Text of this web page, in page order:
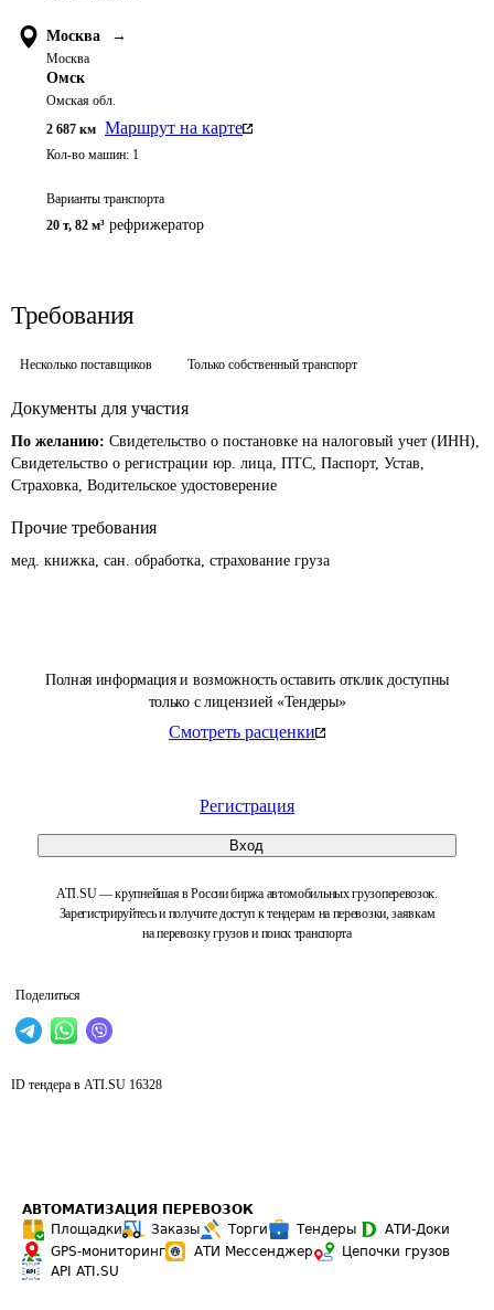
Полная информация и возможность оставить отклик доступны
только с лицензией «Тендеры»
Смотреть расценки
Регистрация
Вход
ATI.SU — крупнейшая в России биржа автомобильных грузоперевозок.
Зарегистрируйтесь и получите доступ к тендерам на перевозки, заявкам
на перевозку грузов и поиск транспорта
Поделиться
Москва →
Москва
Омск
Омская обл.
2 687 км Маршрут на карте
Кол-во машин: 1
Варианты транспорта
20 т, 82 м³ рефрижератор
Требования
Несколько поставщиков Только собственный транспорт
Документы для участия
По желанию: Свидетельство о постановке на налоговый учет (ИНН),
Свидетельство о регистрации юр. лица, ПТС, Паспорт, Устав,
Страховка, Водительское удостоверение
Прочие требования
мед. книжка, сан. обработка, страхование груза
ID тендера в ATI.SU 16328
АВТОМАТИЗАЦИЯ ПЕРЕВОЗОК
Площадки
Заказы Торги Тендеры
АТИ-Доки
GPS-мониторинг
АТИ Мессенджер
Цепочки грузов
API ATI.SU